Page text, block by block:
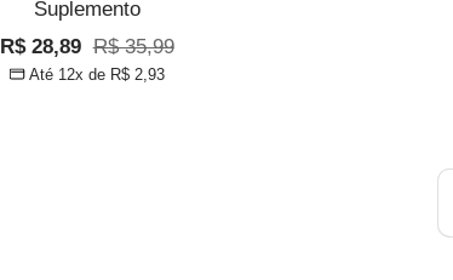
Suplemento
Preço
promocional
R$ 28,89 Preço
normal
R$ 35,99
Até 12x de R$ 2,93